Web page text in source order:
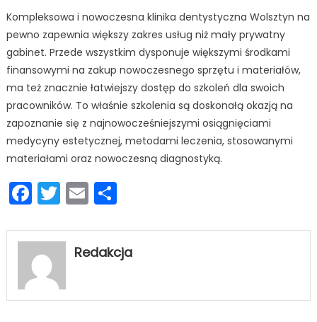
Kompleksowa i nowoczesna klinika dentystyczna Wolsztyn na
pewno zapewnia większy zakres usług niż mały prywatny
gabinet. Przede wszystkim dysponuje większymi środkami
finansowymi na zakup nowoczesnego sprzętu i materiałów,
ma też znacznie łatwiejszy dostęp do szkoleń dla swoich
pracowników. To właśnie szkolenia są doskonałą okazją na
zapoznanie się z najnowocześniejszymi osiągnięciami
medycyny estetycznej, metodami leczenia, stosowanymi
materiałami oraz nowoczesną diagnostyką.
Facebook
Twitter
EmailPodziel
Redakcja